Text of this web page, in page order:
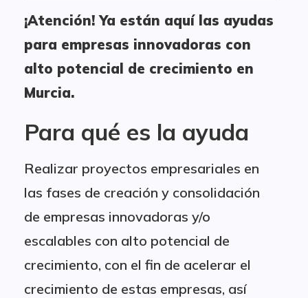
¡Atención! Ya están aquí las ayudas
para empresas innovadoras con
alto potencial de crecimiento en
Murcia.
Para qué es la ayuda
Realizar proyectos empresariales en
las fases de creación y consolidación
de empresas innovadoras y/o
escalables con alto potencial de
crecimiento, con el fin de acelerar el
crecimiento de estas empresas, así